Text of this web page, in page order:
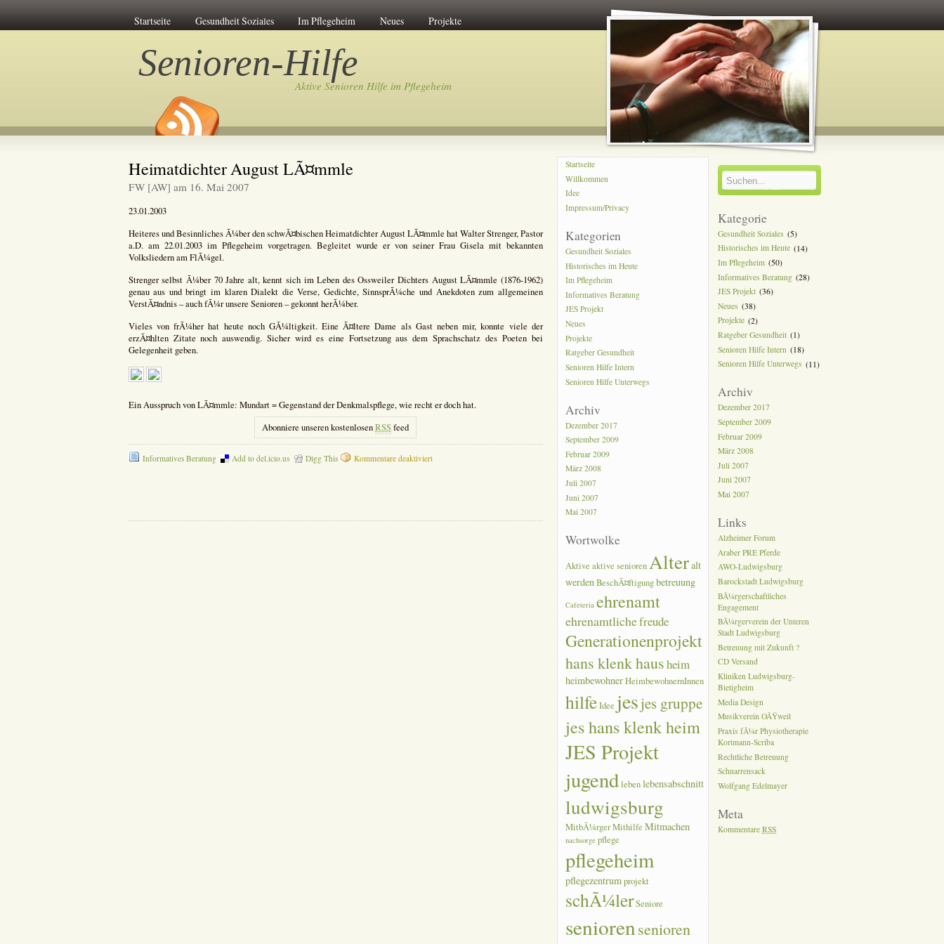
Startseite Gesundheit Soziales Im Pflegeheim Neues Projekte
Senioren-Hilfe
Aktive Senioren Hilfe im Pflegeheim
Heimatdichter August LÃ¤mmle
FW [AW] am 16. Mai 2007
23.01.2003
Heiteres und Besinnliches Ã¼ber den schwÃ¤bischen Heimatdichter August LÃ¤mmle hat Walter Strenger, Pastor
a.D. am 22.01.2003 im Pflegeheim vorgetragen. Begleitet wurde er von seiner Frau Gisela mit bekannten
Volksliedern am FlÃ¼gel.
Strenger selbst Ã¼ber 70 Jahre alt, kennt sich im Leben des Ossweiler Dichters August LÃ¤mmle (1876-1962)
genau aus und bringt im klaren Dialekt die Verse, Gedichte, SinnsprÃ¼che und Anekdoten zum allgemeinen
VerstÃ¤ndnis – auch fÃ¼r unsere Senioren – gekonnt herÃ¼ber.
Vieles von frÃ¼her hat heute noch GÃ¼ltigkeit. Eine Ã¤ltere Dame als Gast neben mir, konnte viele der
erzÃ¤hlten Zitate noch auswendig. Sicher wird es eine Fortsetzung aus dem Sprachschatz des Poeten bei
Gelegenheit geben.
Ein Ausspruch von LÃ¤mmle: Mundart = Gegenstand der Denkmalspflege, wie recht er doch hat.
Abonniere unseren kostenlosenRSSfeed
Informatives Beratung Add to del.icio.us Digg This Kommentare deaktiviertfür
Startseite
Willkommen
Idee
Impressum/Privacy
Kategorien
Gesundheit Soziales
Historisches im Heute
Im Pflegeheim
Informatives Beratung
JES Projekt
Neues
Projekte
Ratgeber Gesundheit
Senioren Hilfe Intern
Senioren Hilfe Unterwegs
Archiv
Dezember 2017
September 2009
Februar 2009
März 2008
Juli 2007
Juni 2007
Mai 2007
Wortwolke
Aktive aktive seniorenAlteralt
werdenBeschÃ¤ftigungbetreuung
Cafeteria ehrenamt
ehrenamtlichefreude
Generationenprojekt
hans klenk hausheim
heimbewohnerHeimbewohnernInnen
hilfeIdee jesjes gruppe
jes hans klenk heim
JES Projekt
jugendlebenlebensabschnitt
ludwigsburg
MitbÃ¼rgerMithilfe Mitmachen
nachsorge pflege
pflegeheim
pflegezentrumprojekt
schÃ¼lerSeniore
seniorensenioren
Kategorie
Gesundheit Soziales (5)
Historisches im Heute (14)
Im Pflegeheim (50)
Informatives Beratung (28)
JES Projekt (36)
Neues (38)
Projekte (2)
Ratgeber Gesundheit (1)
Senioren Hilfe Intern (18)
Senioren Hilfe Unterwegs (11)
Archiv
Dezember 2017
September 2009
Februar 2009
März 2008
Juli 2007
Juni 2007
Mai 2007
Links
Alzheimer Forum
Araber PRE Pferde
AWO-Ludwigsburg
Barockstadt Ludwigsburg
BÃ¼rgerschaftliches
Engagement
BÃ¼rgerverein der Unteren
Stadt Ludwigsburg
Betreuung mit Zukunft ?
CD Versand
Kliniken Ludwigsburg-
Bietigheim
Media Design
Musikverein OÃŸweil
Praxis fÃ¼r Physiotherapie
Kortmann-Scriba
Rechtliche Betreuung
Schnarrensack
Wolfgang Edelmayer
Meta
KommentareRSS